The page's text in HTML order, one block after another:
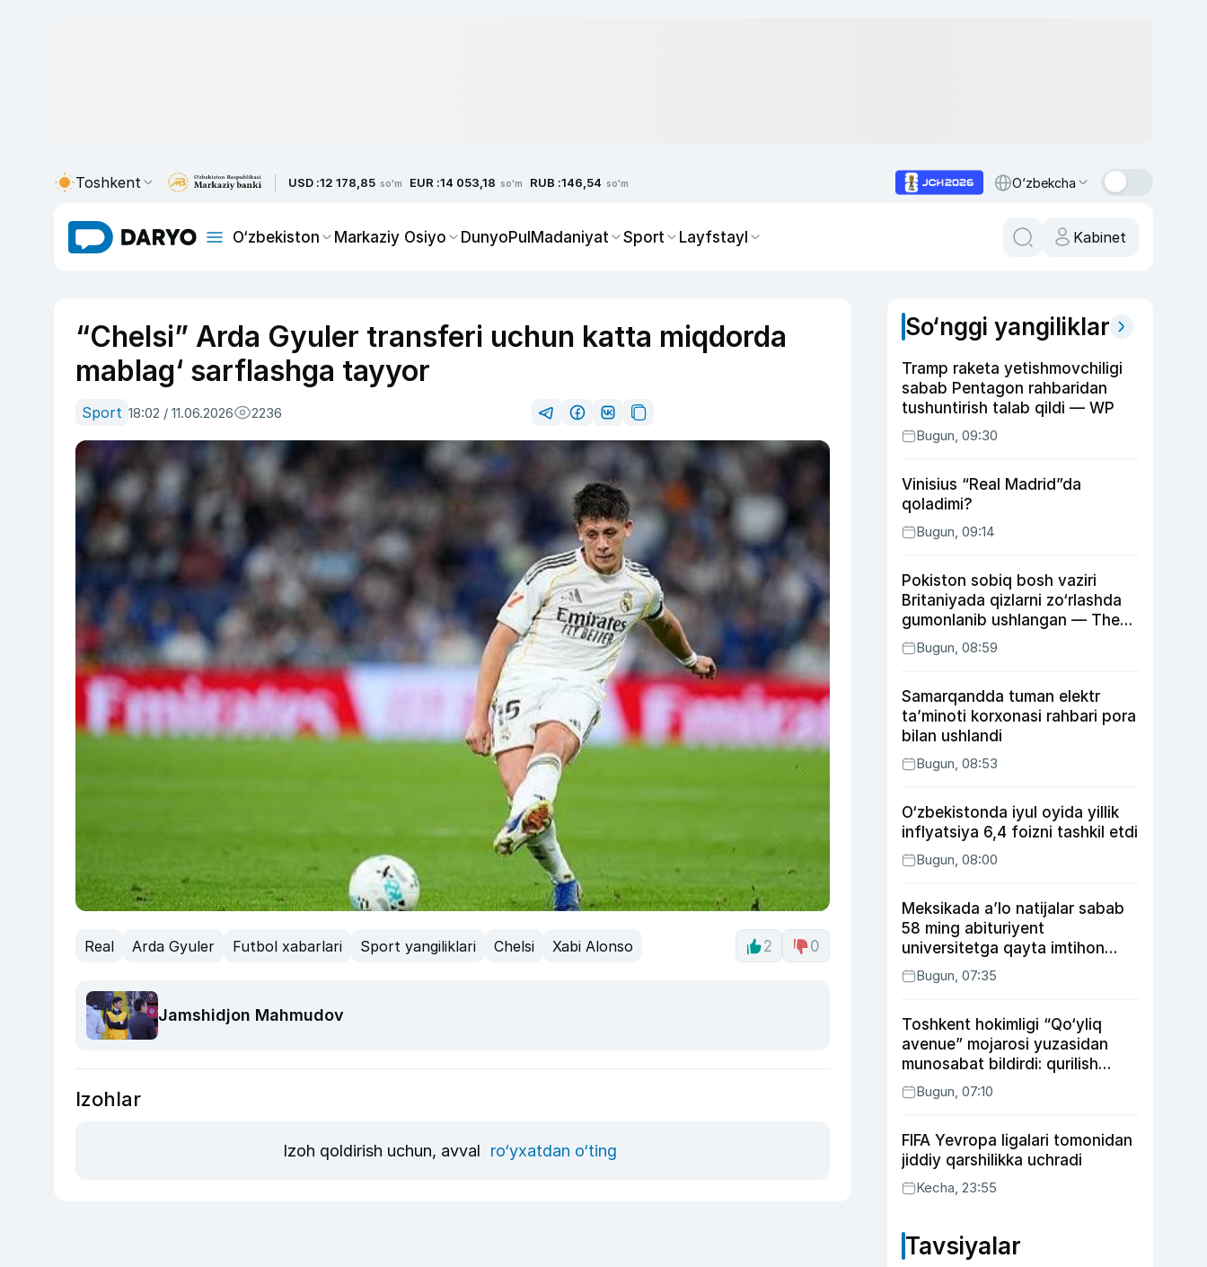
Toshkent USD :12 178,85 so'm EUR :14 053,18 so'm RUB :146,54 so'm O‘zbekcha
O‘zbekiston Markaziy Osiyo DunyoPulMadaniyat Sport Layfstayl Kabinet
“Chelsi” Arda Gyuler transferi uchun katta miqdorda
mablag‘ sarflashga tayyor
Sport 18:02 / 11.06.2026 2236
Real Arda Gyuler Futbol xabarlari Sport yangiliklari Chelsi Xabi Alonso 2 0
Jamshidjon Mahmudov
Izohlar
Izoh qoldirish uchun, avval ro‘yxatdan o‘ting
So‘nggi yangiliklar
Tramp raketa yetishmovchiligi
sabab Pentagon rahbaridan
tushuntirish talab qildi — WP
Bugun, 09:30
Vinisius “Real Madrid”da
qoladimi?
Bugun, 09:14
Pokiston sobiq bosh vaziri
Britaniyada qizlarni zo‘rlashda
gumonlanib ushlangan — The
Guardian
Bugun, 08:59
Samarqandda tuman elektr
ta’minoti korxonasi rahbari pora
bilan ushlandi
Bugun, 08:53
O‘zbekistonda iyul oyida yillik
inflyatsiya 6,4 foizni tashkil etdi
Bugun, 08:00
Meksikada a’lo natijalar sabab
58 ming abituriyent
universitetga qayta imtihon
topshiradi
Bugun, 07:35
Toshkent hokimligi “Qo‘yliq
avenue” mojarosi yuzasidan
munosabat bildirdi: qurilish
ishlarining 53 foizi yakunlangan
Bugun, 07:10
FIFA Yevropa ligalari tomonidan
jiddiy qarshilikka uchradi
Kecha, 23:55
Tavsiyalar